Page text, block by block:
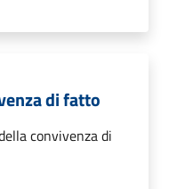
di fatto
convivenza di